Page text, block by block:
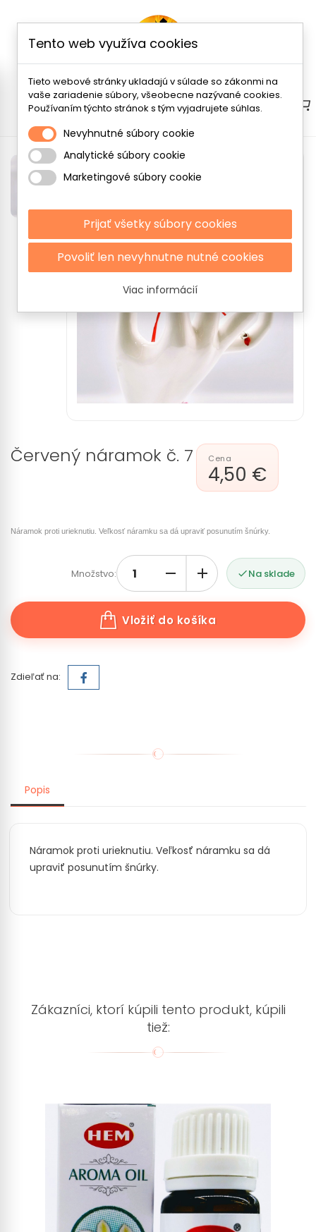
Menu
Červený náramok č. 7
4,50 €
Náramok proti urieknutiu. Veľkosť náramku sa dá upraviť posunutím šnúrky.
Množstvo: Na sklade
Vložiť do košíka
Zdieľať na:
Popis
Náramok proti urieknutiu. Veľkosť náramku sa dá
upraviť posunutím šnúrky.
Zákazníci, ktorí kúpili tento produkt, kúpili
tiež:
Tento web využíva cookies
Tieto webové stránky ukladajú v súlade so zákonmi na
vaše zariadenie súbory, všeobecne nazývané cookies.
Používaním týchto stránok s tým vyjadrujete súhlas.
Nevyhnutné súbory cookie
Analytické súbory cookie
Marketingové súbory cookie
Prijať všetky súbory cookies
Povoliť len nevyhnutne nutné cookies
Viac informácií